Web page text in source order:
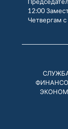
12:00
Четвергам